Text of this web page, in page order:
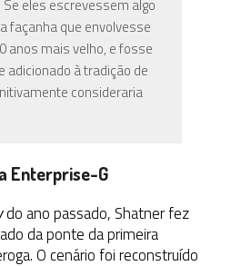
eles escrevessem algo
façanha que envolvesse
anos mais velho, e fosse
adicionado à tradição de
consideraria
Enterprise-G
do ano passado, Shatner fez
da ponte da primeira
O cenário foi reconstruído